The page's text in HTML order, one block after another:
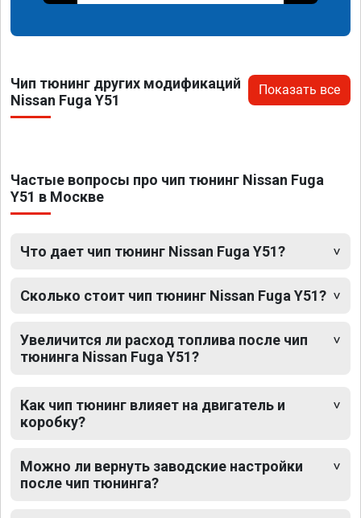
Чип тюнинг других модификаций
Nissan Fuga Y51
Показать все
Частые вопросы про чип тюнинг Nissan Fuga
Y51 в Москве
Что дает чип тюнинг Nissan Fuga Y51?
Сколько стоит чип тюнинг Nissan Fuga Y51?
Увеличится ли расход топлива после чип
тюнинга Nissan Fuga Y51?
Как чип тюнинг влияет на двигатель и
коробку?
Можно ли вернуть заводские настройки
после чип тюнинга?